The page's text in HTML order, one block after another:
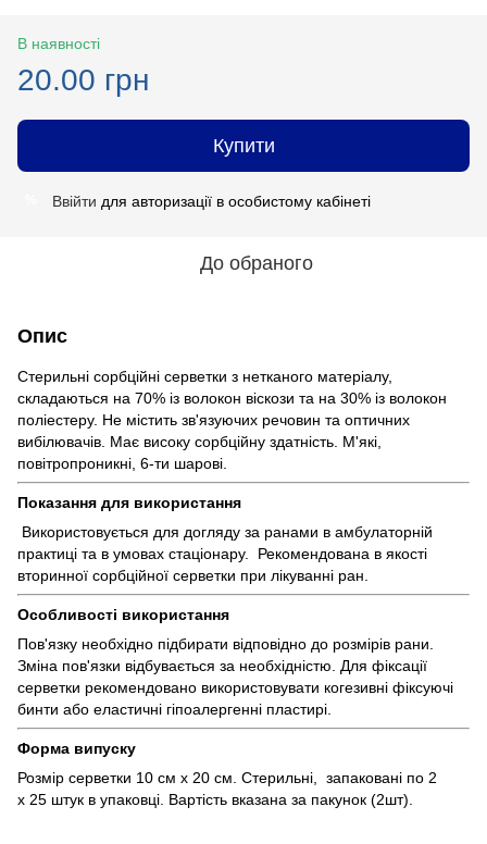
В наявності
20.00 грн
Купити
Ввійти для авторизації в особистому кабінеті
До обраного
Опис
Стерильні сорбційні серветки з нетканого матеріалу,
складаються на 70% із волокон віскози та на 30% із волокон
поліестеру. Не містить зв'язуючих речовин та оптичних
вибілювачів. Має високу сорбційну здатність. М'які,
повітропроникні, 6-ти шарові.
Показання для використання
Використовується для догляду за ранами в амбулаторній
практиці та в умовах стаціонару. Рекомендована в якості
вторинної сорбційної серветки при лікуванні ран.
Особливості використання
Пов'язку необхідно підбирати відповідно до розмірів рани.
Зміна пов'язки відбувається за необхідністю. Для фіксації
серветки рекомендовано використовувати когезивні фіксуючі
бинти або еластичні гіпоалергенні пластирі.
Форма випуску
Розмір серветки 10 см х 20 см. Стерильні, запаковані по 2
х 25 штук в упаковці. Вартість вказана за пакунок (2шт).